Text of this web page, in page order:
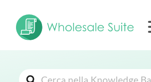
Cerca